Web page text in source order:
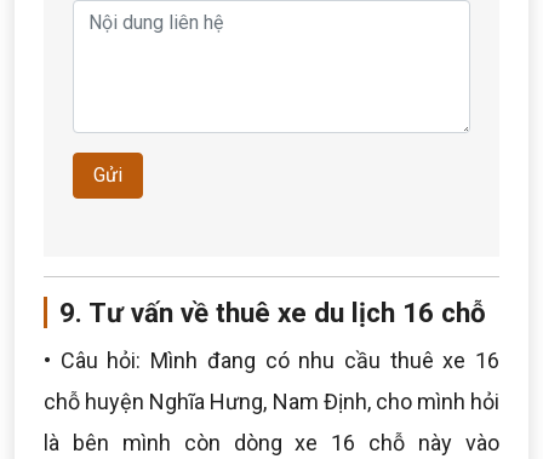
Gửi
9. Tư vấn về thuê xe du lịch 16 chỗ
• Câu hỏi: Mình đang có nhu cầu thuê xe 16
chỗ huyện Nghĩa Hưng, Nam Định, cho mình hỏi
là bên mình còn dòng xe 16 chỗ này vào